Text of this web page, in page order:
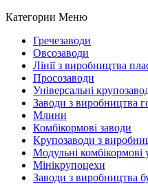
Категории Меню
Гречезаводи
Овсозаводи
Лінії з виробництва
Просозаводи
Універсальні
Заводи з виробництва
Млини
Комбікормові заводи
Крупозаводи з
Модульні комбікормові
Мінікрупоцехи
Заводи з виробництва